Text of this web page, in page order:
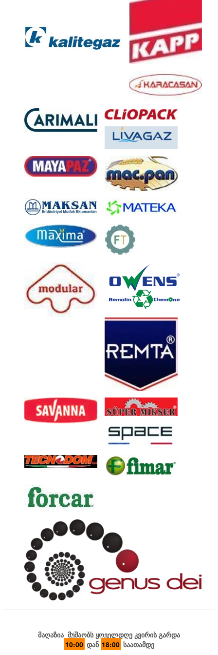
მაღაზია მუშაობს ყოველდღე კვირის გარდა
10:00 დან 18:00 საათამდე